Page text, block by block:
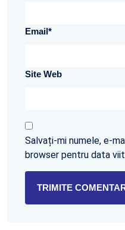
Email*
Site Web
Salvați-mi numele, e-
browser pentru data